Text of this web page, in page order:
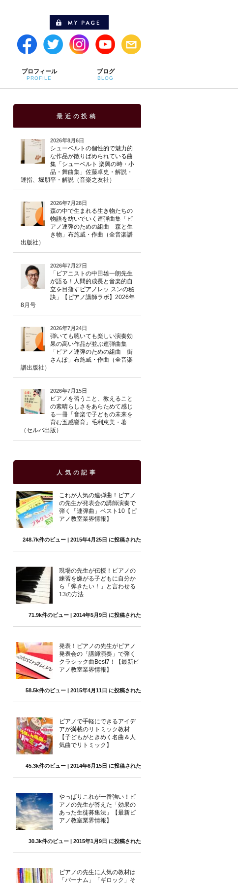
プロフィール
PROFILE
ブログ
BLOG
最近の投稿
2026年8月6日
シューベルトの個性的で魅力的
な作品が散りばめられている曲
集「シューベルト 楽興の時・小
品・舞曲集」佐藤卓史・解説・
運指、堀朋平・解説（音楽之友社）
2026年7月28日
森の中で生まれる生き物たちの
物語を紡いでいく連弾曲集「ピ
アノ連弾のための組曲 森と生
き物」布施威・作曲（全音楽譜
出版社）
2026年7月27日
「ピアニストの中田雄一朗先生
が語る！人間的成長と音楽的自
立を目指すピアノレッ スンの秘
訣」【ピアノ講師ラボ】2026年
8月号
2026年7月24日
弾いても聴いても楽しい演奏効
果の高い作品が並ぶ連弾曲集
「ピアノ連弾のための組曲 街
さんぽ」布施威・作曲（全音楽
譜出版社）
2026年7月15日
ピアノを習うこと、教えること
の素晴らしさをあらためて感じ
る一冊「音楽で子どもの未来を
育む五感響育」毛利恵美・著
（セルバ出版）
人気の記事
これが人気の連弾曲！ピアノ
の先生が発表会の講師演奏で
弾く「連弾曲」ベスト10【ピ
アノ教室業界情報】
248.7k件のビュー | 2015年4月25日 に投稿された
現場の先生が伝授！ピアノの
練習を嫌がる子どもに自分か
ら「弾きたい！」と言わせる
13の方法
71.9k件のビュー | 2014年5月9日 に投稿された
発表！ピアノの先生がピアノ
発表会の「講師演奏」で弾く
クラシック曲Best7！【最新ピ
アノ教室業界情報】
58.5k件のビュー | 2015年4月11日 に投稿された
ピアノで手軽にできるアイデ
アが満載のリトミック教材
【子どもがときめく名曲＆人
気曲でリトミック】
45.3k件のビュー | 2014年6月15日 に投稿された
やっぱりこれが一番強い！ピ
アノの先生が答えた「効果の
あった生徒募集法」【最新ピ
アノ教室業界情報】
30.3k件のビュー | 2015年1月9日 に投稿された
ピアノの先生に人気の教材は
「バーナム」「ギロック」そ